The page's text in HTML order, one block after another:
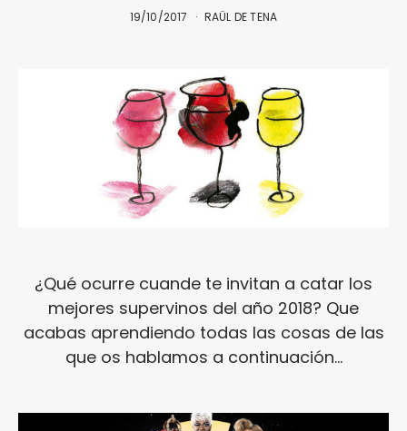
19/10/2017 RAÜL DE TENA
¿Qué ocurre cuande te invitan a catar los
mejores supervinos del año 2018? Que
acabas aprendiendo todas las cosas de las
que os hablamos a continuación...